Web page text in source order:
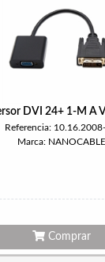
DVI 24+ 1-M A
Referencia:
Marca: NANOCABLE
Comprar